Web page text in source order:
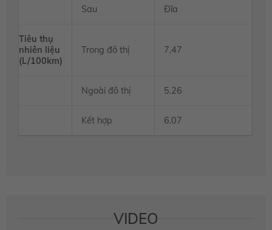
Sau Đĩa
Tiêu thụ
nhiên liệu
(L/100km)
Trong đô thị 7.47
Ngoài đô thị 5.26
Kết hợp 6.07
VIDEO